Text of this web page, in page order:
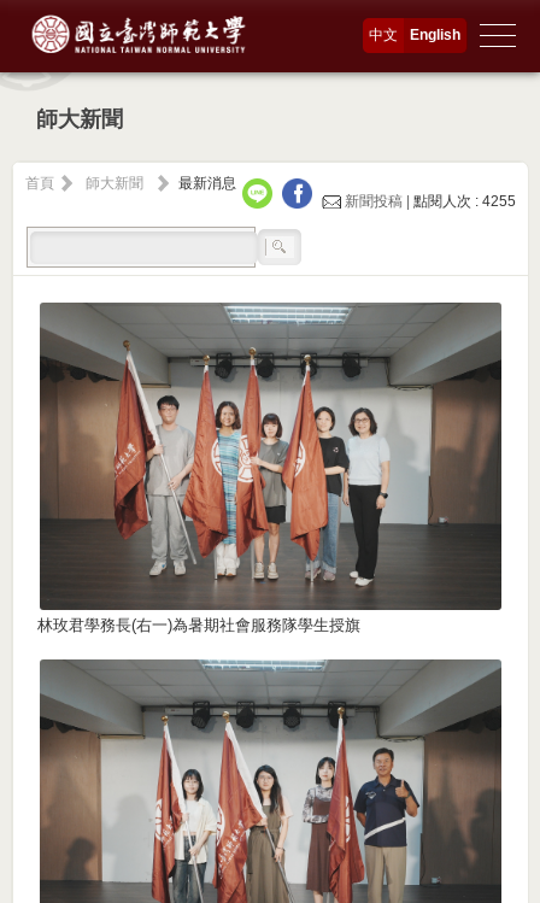
English
中文
師大新聞
首頁 師大新聞
最新消息
新聞投稿 |點閱人次 : 4255
林玫君學務長(右一)為暑期社會服務隊學生授旗